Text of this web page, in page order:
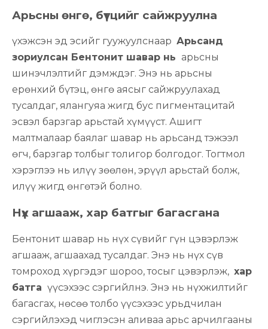
Арьсны өнгө, бүтцийг сайжруулна
үхэжсэн эд эсийг гуужуулснаар Арьсанд
зориулсан Бентонит шавар нь арьсны
шинэчлэлтийг дэмждэг. Энэ нь арьсны
ерөнхий бүтэц, өнгө аясыг сайжруулахад
тусалдаг, ялангуяа жигд бус пигментацитай
эсвэл барзгар арьстай хүмүүст. Ашигт
малтмалаар баялаг шавар нь арьсанд тэжээл
өгч, барзгар толбыг толигор болгодог. Тогтмол
хэрэглээ нь илүү зөөлөн, эрүүл арьстай болж,
илүү жигд өнгөтэй болно.
Нүх агшааж, хар батгыг багасгана
Бентонит шавар нь нүх сүвийг гүн цэвэрлэж
агшааж, агшаахад тусалдаг. Энэ нь нүх сүв
томроход хүргэдэг шороо, тосыг цэвэрлэж, хар
батга үүсэхээс сэргийлнэ. Энэ нь нүхжилтийг
багасгах, нөсөө толбо үүсэхээс урьдчилан
сэргийлэхэд чиглэсэн аливаа арьс арчилгааны